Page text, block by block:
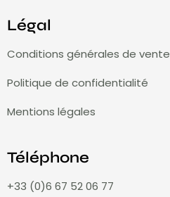
Légal
Conditions générales de vente
Politique de confidentialité
Mentions légales
Téléphone
+33 (0)6 67 52 06 77